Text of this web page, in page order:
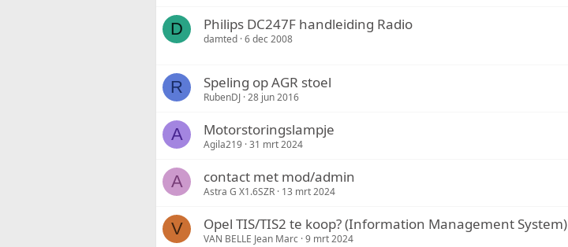
D Philips DC247F handleiding Radio
damted 6 dec 2008
R Speling op AGR stoel
RubenDJ 28 jun 2016
A Motorstoringslampje
Agila219 31 mrt 2024
A contact met mod/admin
Astra G X1.6SZR 13 mrt 2024
V Opel TIS/TIS2 te koop? (Information Management System)
VAN BELLE Jean Marc 9 mrt 2024